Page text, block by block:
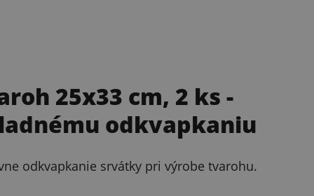
25x33 cm, 2 ks -
odkvapkaniu
odkvapkanie srvátky pri výrobe tvarohu.